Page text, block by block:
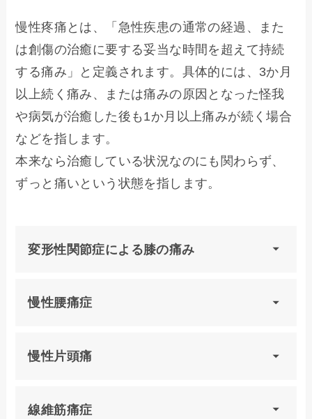
慢性疼痛とは、「急性疾患の通常の経過、また
は創傷の治癒に要する妥当な時間を超えて持続
する痛み」と定義されます。具体的には、3か月
以上続く痛み、または痛みの原因となった怪我
や病気が治癒した後も1か月以上痛みが続く場合
などを指します。
本来なら治癒している状況なのにも関わらず、
ずっと痛いという状態を指します。
変形性関節症による膝の痛み
慢性腰痛症
慢性片頭痛
線維筋痛症